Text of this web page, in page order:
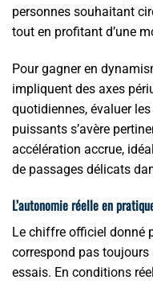
personnes souhaitant
tout en profitant d’une
Pour gagner en
impliquent des axes
quotidiennes, évaluer
puissants s’avère
accélération accrue,
de passages délicats
L’autonomie réelle en
Le chiffre officiel donné
correspond pas toujours
essais. En conditions